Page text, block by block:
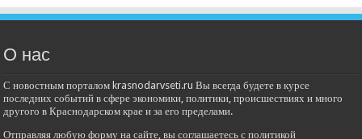
О нас
С новостным порталом krasnodarvseti.ru Вы всегда будете в курсе
последних событий в сфере экономики, политики, происшествиях и много
другого в Краснодарском крае и за его пределами.
Отправляя любую форму на сайте, вы соглашаетесь с политикой